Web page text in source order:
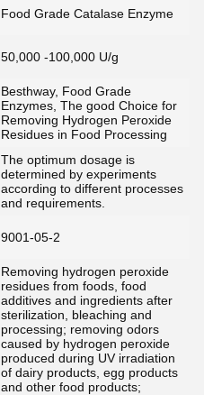
Food Grade Catalase Enzyme
50,000 -100,000 U/g
Besthway, Food Grade
Enzymes, The good Choice for
Removing Hydrogen Peroxide
Residues in Food Processing
The optimum dosage is
determined by experiments
according to different processes
and requirements.
9001-05-2
Removing hydrogen peroxide
residues from foods, food
additives and ingredients after
sterilization, bleaching and
processing; removing odors
caused by hydrogen peroxide
produced during UV irradiation
of dairy products, egg products
and other food products;